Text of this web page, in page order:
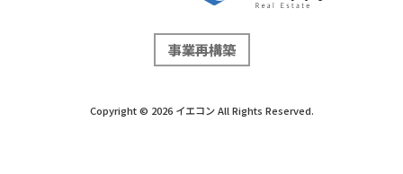
徳島県
愛媛県
熊本県
宮崎県
事業再構築
Copyright © 2026 イエコンAll Rights Reserved.